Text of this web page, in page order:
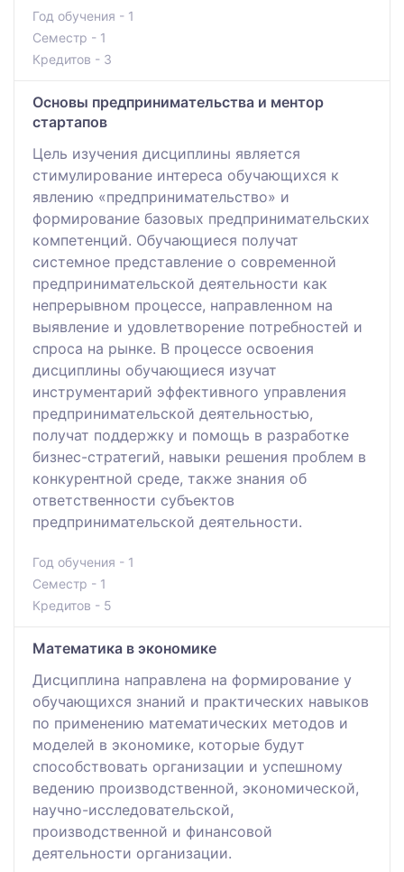
Год обучения - 1
Семестр - 1
Кредитов - 3
Основы предпринимательства и ментор
стартапов
Цель изучения дисциплины является
стимулирование интереса обучающихся к
явлению «предпринимательство» и
формирование базовых предпринимательских
компетенций. Обучающиеся получат
системное представление о современной
предпринимательской деятельности как
непрерывном процессе, направленном на
выявление и удовлетворение потребностей и
спроса на рынке. В процессе освоения
дисциплины обучающиеся изучат
инструментарий эффективного управления
предпринимательской деятельностью,
получат поддержку и помощь в разработке
бизнес-стратегий, навыки решения проблем в
конкурентной среде, также знания об
ответственности субъектов
предпринимательской деятельности.
Год обучения - 1
Семестр - 1
Кредитов - 5
Математика в экономике
Дисциплина направлена на формирование у
обучающихся знаний и практических навыков
по применению математических методов и
моделей в экономике, которые будут
способствовать организации и успешному
ведению производственной, экономической,
научно-исследовательской,
производственной и финансовой
деятельности организации.